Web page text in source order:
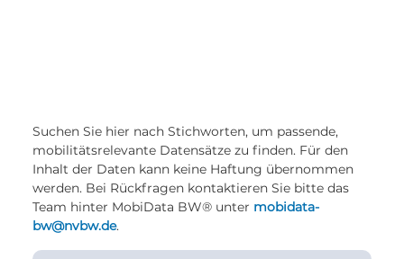
Suchen Sie hier nach Stichworten, um passende,
mobilitätsrelevante Datensätze zu finden. Für den
Inhalt der Daten kann keine Haftung übernommen
werden. Bei Rückfragen kontaktieren Sie bitte das
Team hinter MobiData BW® unter mobidata-
bw@nvbw.de.